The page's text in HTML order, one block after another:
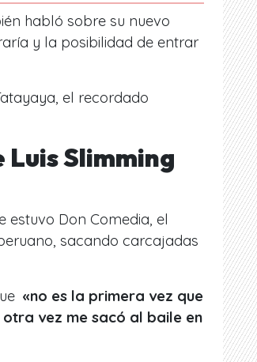
habló sobre su nuevo
y la posibilidad de entrar
el recordado
Slimming
Don Comedia, el
sacando carcajadas
«no es la primera vez que
vez me sacó al baile en